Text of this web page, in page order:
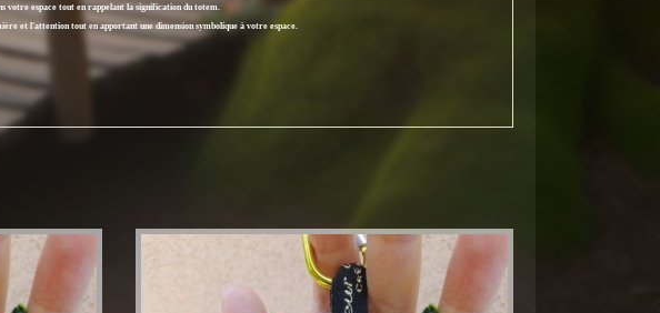
espace tout en rappelant la signification du totem.
et l'attention tout en apportant une dimension symbolique à votre espace.